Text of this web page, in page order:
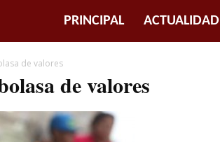
PRINCIPAL ACTUALIDAD
de valores
de valores